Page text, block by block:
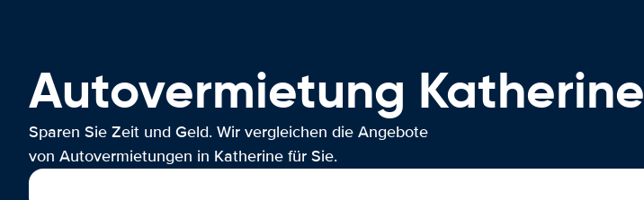
Autovermietung Katherine
Sparen Sie Zeit und Geld. Wir vergleichen die Angebote
von Autovermietungen in Katherine für Sie.